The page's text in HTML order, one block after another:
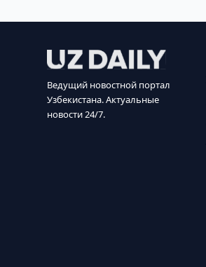
Ведущий новостной портал
Узбекистана. Актуальные
новости 24/7.